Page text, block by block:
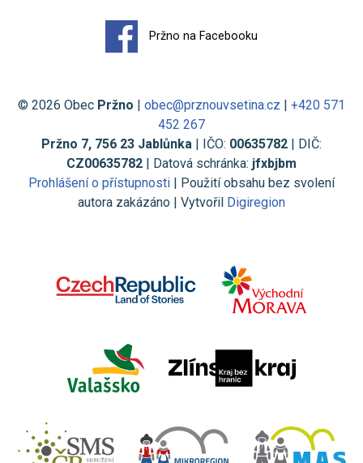
Pržno na Facebooku
© 2026 Obec Pržno obec@prznouvsetina.cz
+420 571
452 267
Pržno 7, 756 23 Jablůnka | IČO: 00635782 | DIČ:
CZ00635782 | Datová schránka: jfxbjbm
Prohlášení o přístupnosti | Použití obsahu bez svolení
autora zakázáno | Vytvořil Digiregion